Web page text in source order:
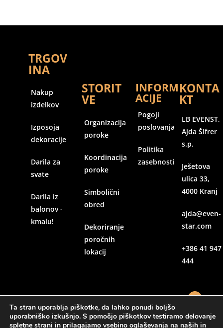
TRGOV
INA
Nakup
izdelkov
Izposoja
dekoracije
Darila za
svate
Darila iz
balonov -
kmalu!
STORIT
VE
Organizacija
poroke
Koordinacija
poroke
Simbolični
obred
Dekoriranje
poročnih
lokacij
INFORM
ACIJE
Pogoji
poslovanja
Politika
zasebnosti
KONTA
KT
LB EVENST,
Ajda ŠIfrer
s.p.
Ješetova
ulica 33,
4000 Kranj
ajda@even-
star.com
+386 41 947
444
Ta stran uporablja piškotke, da lahko ponudi boljšo
uporabniško izkušnjo. S pomočjo piškotkov testiramo delovanje
spletne strani in prilagajamo vsebino oglaševanja na naših in